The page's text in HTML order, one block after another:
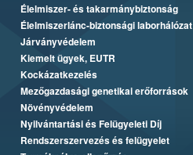
Élelmiszer- és takarmánybiztonság
Élelmiszerlánc-biztonsági laborhálózat
Járványvédelem
Kiemelt ügyek, EUTR
Kockázatkezelés
Mezőgazdasági genetikai erőforrások
Növényvédelem
Nyilvántartási és Felügyeleti Díj
Rendszerszervezés és felügyelet